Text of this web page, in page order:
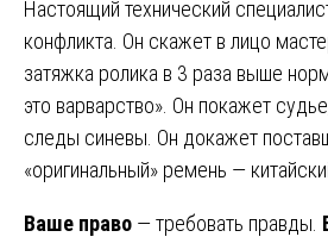
Настоящий технический
конфликта. Он скажет в лицо
затяжка ролика в 3 раза выше
это варварство». Он покажет
следы синевы. Он докажет
«оригинальный» ремень —
Ваше право — требовать правды.